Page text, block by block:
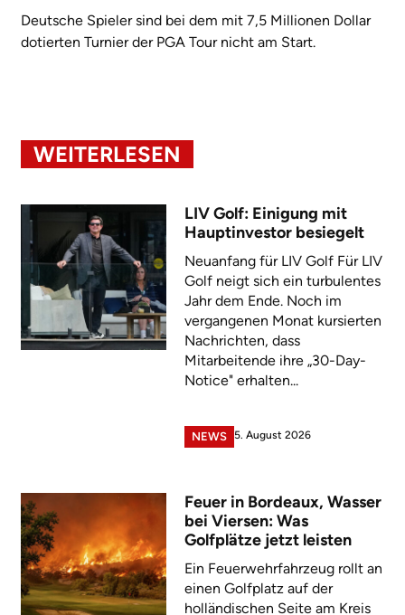
Deutsche Spieler sind bei dem mit 7,5 Millionen Dollar
dotierten Turnier der PGA Tour nicht am Start.
WEITERLESEN
LIV Golf: Einigung mit
Hauptinvestor besiegelt
Neuanfang für LIV Golf Für LIV
Golf neigt sich ein turbulentes
Jahr dem Ende. Noch im
vergangenen Monat kursierten
Nachrichten, dass
Mitarbeitende ihre „30-Day-
Notice" erhalten...
NEWS 5. August 2026
Feuer in Bordeaux, Wasser
bei Viersen: Was
Golfplätze jetzt leisten
Ein Feuerwehrfahrzeug rollt an
einen Golfplatz auf der
holländischen Seite am Kreis